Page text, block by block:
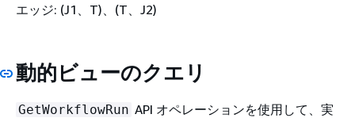
エッジ: (J1、T)、(T、J2)
動的ビューのクエリ
GetWorkflowRun API オペレーションを使用して、実